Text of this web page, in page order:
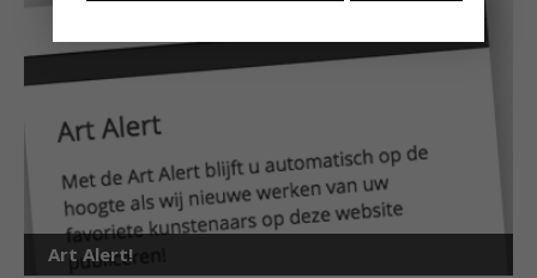
Art Alert!